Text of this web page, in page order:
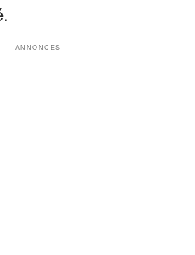
ANNONCES